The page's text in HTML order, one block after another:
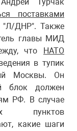
поставками
"Л/ДНР". Также
главы МИД
что НАТО
в тупик
Москвы. Он
блок должен
РФ. В случае
пунктов
какие шаги